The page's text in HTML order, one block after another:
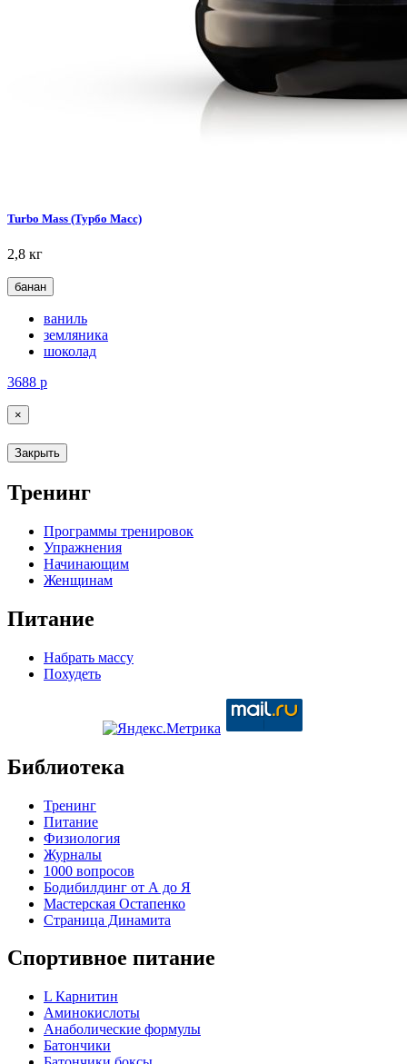
Turbo Mass (Турбо Масс)
2,8 кг
банан
ваниль
земляника
шоколад
3688 р
×
Закрыть
Тренинг
Программы тренировок
Упражнения
Начинающим
Женщинам
Питание
Набрать массу
Похудеть
Библиотека
Тренинг
Питание
Физиология
Журналы
1000 вопросов
Бодибилдинг от А до Я
Мастерская Остапенко
Страница Динамита
Спортивное питание
L Карнитин
Аминокислоты
Анаболические формулы
Батончики